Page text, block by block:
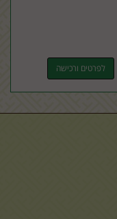
לפרטים ורכישה